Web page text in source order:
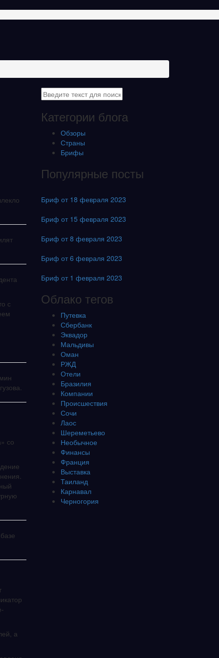
с
со
а
Категории блога
Обзоры
Страны
Брифы
Популярные посты
Бриф от 18 февраля 2023
Бриф от 15 февраля 2023
Бриф от 8 февраля 2023
Бриф от 6 февраля 2023
Бриф от 1 февраля 2023
Облако тегов
Путевка
Сбербанк
Эквадор
Мальдивы
Оман
РЖД
Отели
Бразилия
Компании
Происшествия
Сочи
Лаос
Шереметьево
Необычное
Финансы
Франция
Выставка
Таиланд
Карнавал
Черногория